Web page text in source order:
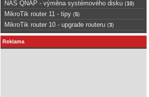
NAS QNAP - výměna systémového disku (10)
MikroTik router 11 - tipy (5)
MikroTik router 10 - upgrade routeru (3)
Reklama